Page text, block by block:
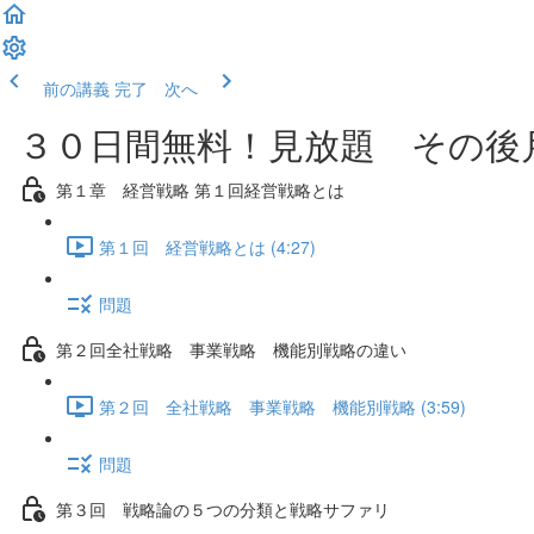
前の講義 完了 次へ
３０日間無料！見放題 その後
第１章 経営戦略 第１回経営戦略とは
第１回 経営戦略とは (4:27)
問題
第２回全社戦略 事業戦略 機能別戦略の違い
第２回 全社戦略 事業戦略 機能別戦略 (3:59)
問題
第３回 戦略論の５つの分類と戦略サファリ